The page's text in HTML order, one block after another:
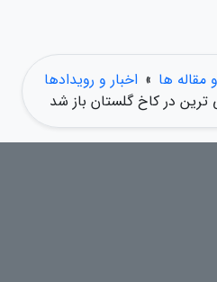
مقاله ها » اخبار و رویدادها
ترین در کاخ گلستان باز شد